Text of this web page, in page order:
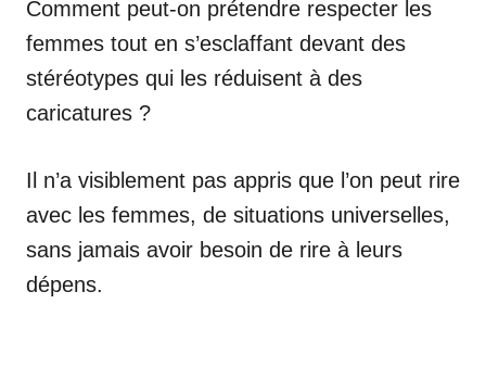
Comment peut-on prétendre respecter les
femmes tout en s’esclaffant devant des
stéréotypes qui les réduisent à des
caricatures ?
Il n’a visiblement pas appris que l’on peut rire
avec les femmes, de situations universelles,
sans jamais avoir besoin de rire à leurs
dépens.